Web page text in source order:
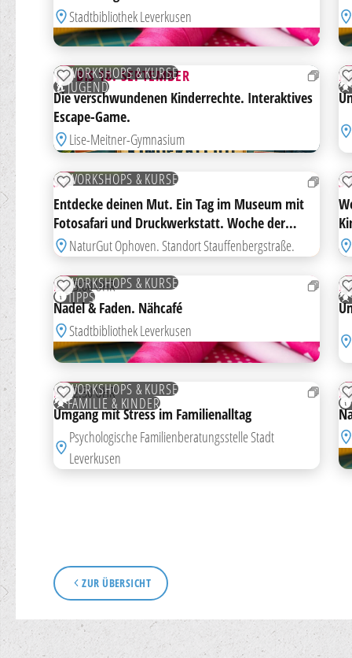
Stadtbibliothek Leverkusen
AB
14
WORKSHOPS & KURSE
JUGEND
ZUR MERKLISTE HINZUFÜGEN
14. BIS 18. SEPTEMBER
Die verschwundenen Kinderrechte. Interaktives
Escape-Game.
Lise-Meitner-Gymnasium
FR
19
WORKSHOPS & KURSE
ZUR MERKLISTE HINZUFÜGEN
SA
Entdecke deinen Mut. Ein Tag im Museum mit
Fotosafari und Druckwerkstatt. Woche der
Kinderrechte.
NaturGut Ophoven. Standort Stauffenbergstraße.
02
WORKSHOPS & KURSE
TIPPS
ZUR MERKLISTE HINZUFÜGEN
FR15:00 UHR
Nadel & Faden. Nähcafé
Stadtbibliothek Leverkusen
FR
06
WORKSHOPS & KURSE
FAMILIE & KINDER
ZUR MERKLISTE HINZUFÜGEN
FR12:30 UHR
Umgang mit Stress im Familienalltag
Psychologische Familienberatungsstelle Stadt
Leverkusen
FR
ZUR ÜBERSICHT